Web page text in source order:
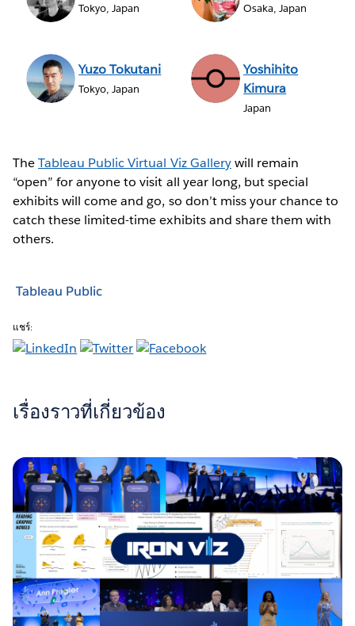
Tokyo, Japan Osaka, Japan
Yuzo Tokutani
Tokyo, Japan
Yoshihito
Kimura
Japan
TheTableau Public Virtual Viz Gallerywill remain
“open” for anyone to visit all year long, but special
exhibits will come and go, so don’t miss your chance to
catch these limited-time exhibits and share them with
others.
Tableau Public
แชร์:
เรื่องราวที่เกี่ยวข้อง